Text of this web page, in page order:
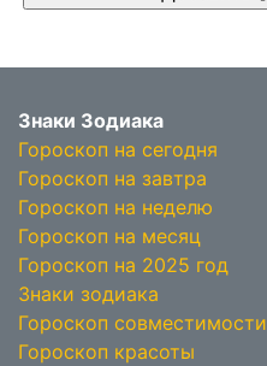
Знаки Зодиака
Гороскоп на сегодня
Гороскоп на завтра
Гороскоп на неделю
Гороскоп на месяц
Гороскоп на 2025 год
Знаки зодиака
Гороскоп совместимости
Гороскоп красоты